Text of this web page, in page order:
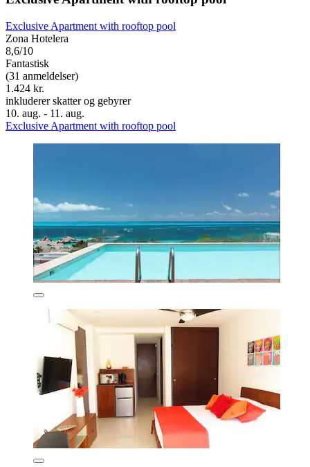
Exclusive Apartment with rooftop pool
Zona Hotelera
8,6/10
Fantastisk
(31 anmeldelser)
1.424 kr.
inkluderer skatter og gebyrer
10. aug. - 11. aug.
Exclusive Apartment with rooftop pool